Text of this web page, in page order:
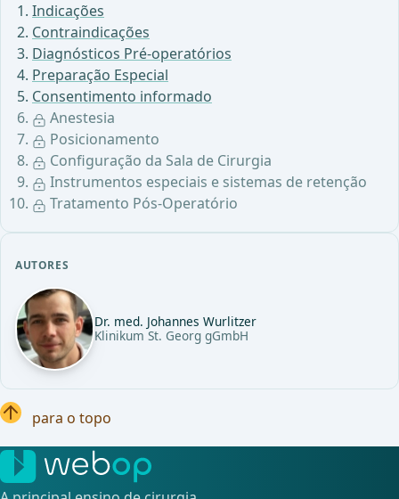
Indicações
Contraindicações
Diagnósticos Pré-operatórios
Preparação Especial
Consentimento informado
Anestesia
Posicionamento
Configuração da Sala de Cirurgia
Instrumentos especiais e sistemas de retenção
Tratamento Pós-Operatório
AUTORES
Dr. med. Johannes Wurlitzer
Klinikum St. Georg gGmbH
para o topo